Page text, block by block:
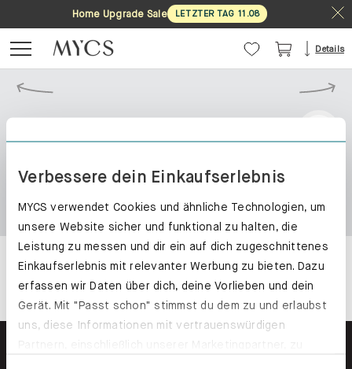
Verbessere dein Einkaufserlebnis
MYCS verwendet Cookies und ähnliche Technologien, um
unsere Website sicher und funktional zu halten, die
Leistung zu messen und dir ein auf dich zugeschnittenes
Einkaufserlebnis mit relevanter Werbung zu bieten. Dazu
erfassen wir Daten über dich, deine Vorlieben und dein
Gerät. Mit "Passt schon" stimmst du dem zu und erlaubst
uns, diese Informationen mit vertrauenswürdigen
Home Upgrade Sale LETZTER TAG 11 .08
Details